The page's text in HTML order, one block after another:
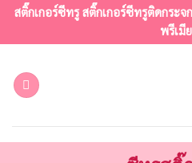
ข้าม
เนื้อหา
สติ๊กเกอร์ซีทรู สติ๊กเกอร์ซีทรูติดกระ
พรีเมี